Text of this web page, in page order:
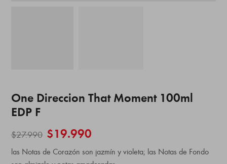
One Direccion That Moment 100ml
EDP F
$27.990 $19.990
las Notas de Corazón son jazmín y violeta; las Notas de Fondo